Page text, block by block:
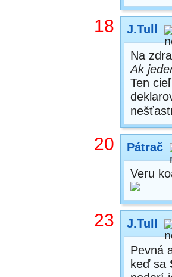
18 J.Tull
Na
Ak
Ten
20 Pátrač
Veru
23 J.Tull
Pevná
keď sa